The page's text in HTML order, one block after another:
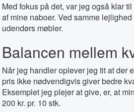
Med fokus på det, var jeg også klar
af mine naboer. Ved samme
udendørs møbler.
Balancen mellem
Når jeg handler oplever jeg tit at der
pris ikke nødvendigvis giver bedre
Eksemplet jeg plejer at give, er, at
200 kr. pr. 10 stk.